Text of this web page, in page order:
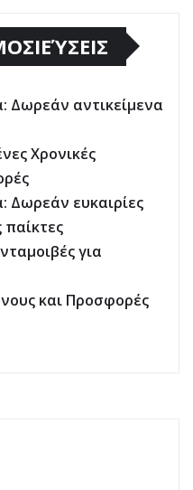
Δωρεάν αντικείμενα
Χρονικές
Δωρεάν ευκαιρίες
παίκτες
για
και Προσφορές